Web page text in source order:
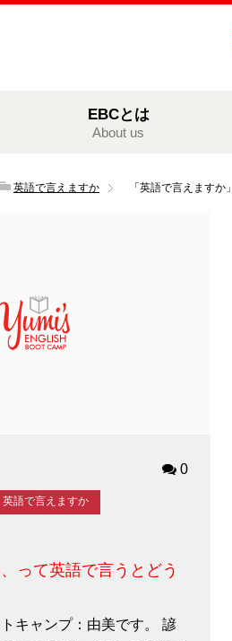
EBCとは
About us
英語で言えますか 「英語で言えますか
0
英語で言えますか
って英語で言うとどう
キャンプ：由美です。 諺